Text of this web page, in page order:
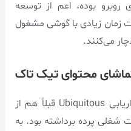
روبرو بوده، اعم از توسعه
زمان زیادی با گوشی مشغول
می‌کنند.
محتوای تیک تاک
، شرکت بازاریابی Ubiquitous قبلاً هم از
شغلی پرده برداشته بود. به